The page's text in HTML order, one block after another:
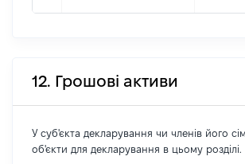
12. Грошові активи
У суб'єкта декларування чи членів його
об'єкти для декларування в цьому розділі.